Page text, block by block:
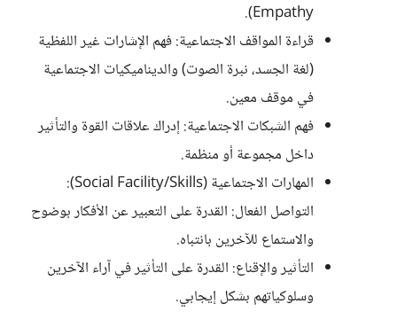
Empathy).
​قراءة المواقف الاجتماعية: فهم الإشارات غير اللفظية
(لغة الجسد، نبرة الصوت) والديناميكيات الاجتماعية
في موقف معين.
​فهم الشبكات الاجتماعية: إدراك علاقات القوة والتأثير
داخل مجموعة أو منظمة.
​المهارات الاجتماعية (Social Facility/Skills):​
التواصل الفعال: القدرة على التعبير عن الأفكار بوضوح
والاستماع للآخرين بانتباه.
​التأثير والإقناع: القدرة على التأثير في آراء الآخرين
وسلوكياتهم بشكل إيجابي.